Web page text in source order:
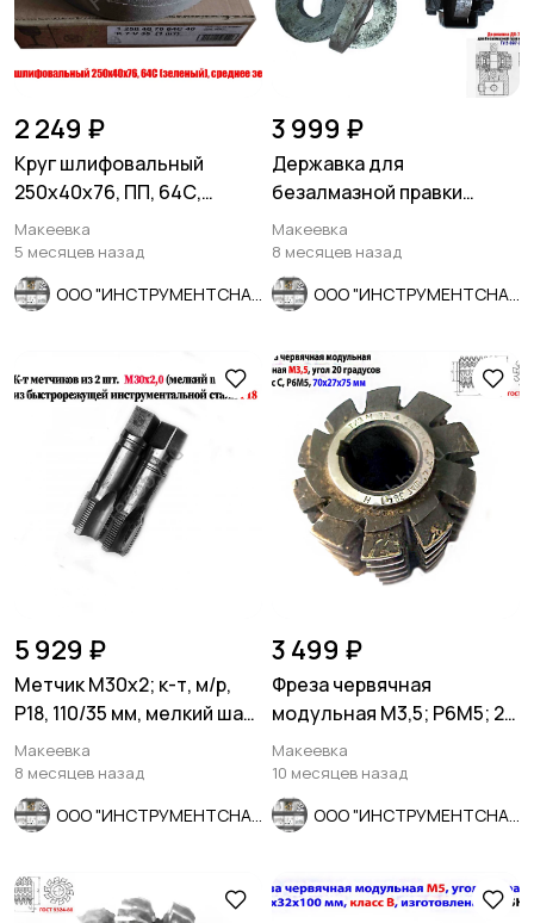
2 249 ₽
Круг шлифовальный
250х40х76, ПП, 64С,
зеленый, K7 V35, среднее
зерно.
Макеевка
5 месяцев назад
3 999 ₽
Державка для
безалмазной правки
шлифовальных кругов
ДО-75 с кругом.
Макеевка
8 месяцев назад
5 929 ₽
Метчик М30х2; к-т, м/р,
Р18, 110/35 мм, мелкий шаг,
шлиф, в/зав, СССР
Макеевка
8 месяцев назад
3 499 ₽
Фреза червячная
модульная М3,5; Р6М5; 20
гр, класс С, 3°4'; 70х27х75.
Макеевка
10 месяцев назад